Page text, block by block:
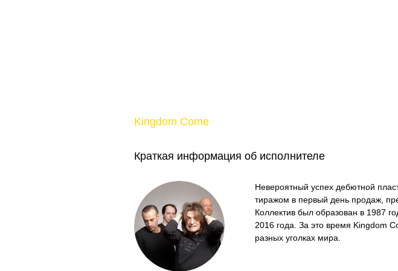
Kingdom Come
Краткая информация об исполнителе
Невероятный успех дебютной
тиражом в первый день продаж,
Коллектив был образован в 1987
2016 года. За это время Kingdom
разных уголках мира.